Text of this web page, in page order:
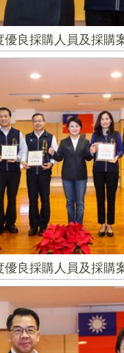
優良採購人員及採購
優良採購人員及採購